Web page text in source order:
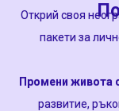
Открий своя
пакети за
Промени живота
развитие,